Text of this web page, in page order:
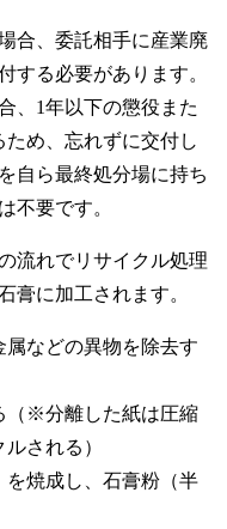
合、委託相手に産業廃
する必要があります。
、1年以下の懲役また
め、忘れずに交付し
自ら最終処分場に持ち
不要です。
流れでリサイクル処理
膏に加工されます。
などの異物を除去す
（※分離した紙は圧縮
される）
焼成し、石膏粉（半